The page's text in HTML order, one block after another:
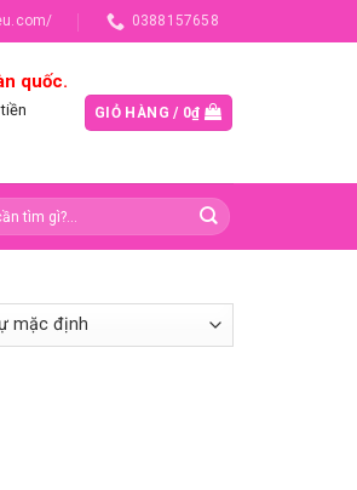
0388157658
quốc.
GIỎ HÀNG / 0₫